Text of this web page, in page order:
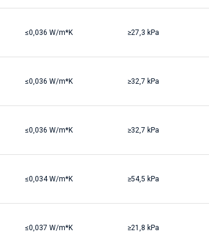
≤0,036 W/m*K ≥27,3 kPa
≤0,036 W/m*K ≥32,7 kPa
≤0,036 W/m*K ≥32,7 kPa
≤0,034 W/m*K ≥54,5 kPa
≤0,037 W/m*K ≥21,8 kPa